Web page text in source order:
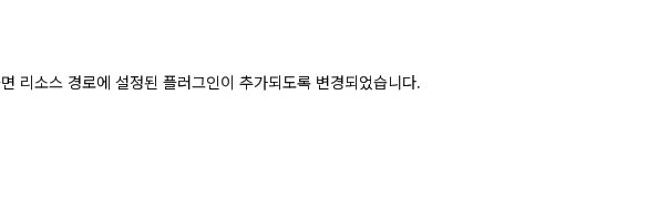
리소스 경로에 설정된 플러그인이 추가되도록 변경되었습니다.